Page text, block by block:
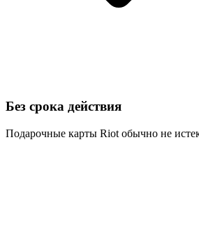
Без срока действия
Подарочные карты Riot обычно не